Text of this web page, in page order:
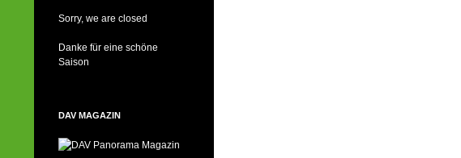
Sorry, we are closed
Danke für eine schöne
Saison
DAV MAGAZIN